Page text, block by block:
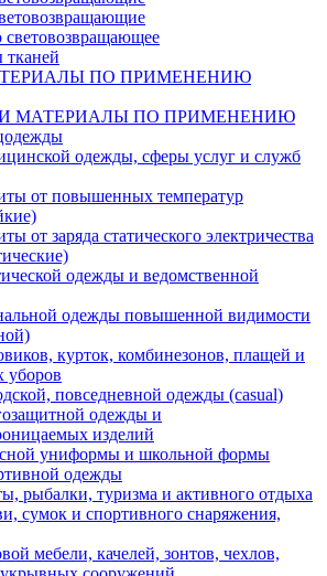
световозвращающее
тканей
ПО ПРИМЕНЕНИЮ
МАТЕРИАЛЫ ПО ПРИМЕНЕНИЮ
одежды, сферы услуг и служб
от повышенных температур
от заряда статического электричества
одежды и ведомственной
одежды повышенной видимости
курток, комбинезонов, плащей и
уборов
повседневной одежды (casual)
одежды и
изделий
униформы и школьной формы
одежды
рыбалки, туризма и активного отдыха
сумок и спортивного снаряжения,
мебели, качелей, зонтов, чехлов,